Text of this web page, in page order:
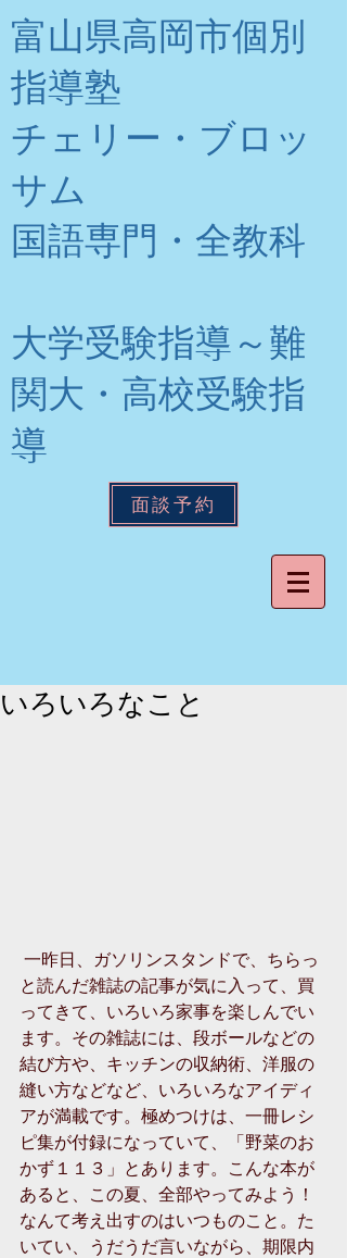
富山県高岡市個別
指導塾
チェリー・ブロッ
サム
​国語専門・全教科
大学受験指導～難
関大・高校受験指
導
面談予約
いろいろなこと
と読んだ雑誌の記事が気に入って、買
ってきて、いろいろ家事を楽しんでい
ます。その雑誌には、段ボールなどの
結び方や、キッチンの収納術、洋服の
縫い方などなど、いろいろなアイディ
アが満載です。極めつけは、一冊レシ
ピ集が付録になっていて、「野菜のお
かず１１３」とあります。こんな本が
あると、この夏、全部やってみよう！
なんて考え出すのはいつものこと。た
いてい、うだうだ言いながら、期限内